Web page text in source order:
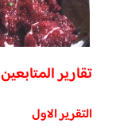
تقارير المتابعين
التقرير الاول